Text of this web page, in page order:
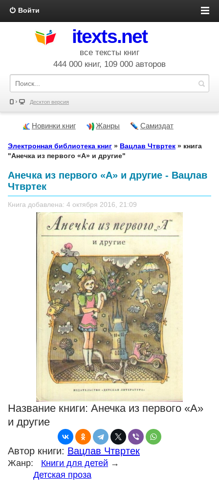
Войти
itexts.net
все тексты книг
444 000 книг, 109 000 авторов
Десктоп версия
Новинки книг Жанры Самиздат
Электронная библиотека книг » Вацлав Чтвртек » книга
"Анечка из первого «А» и другие"
Анечка из первого «А» и другие - Вацлав
Чтвртек
Книга добавлена: 4 октября 2016, 21:09
Название книги: Анечка из первого «А»
и другие
Автор книги: Вацлав Чтвртек
Жанр: Книги для детей →
Детская проза